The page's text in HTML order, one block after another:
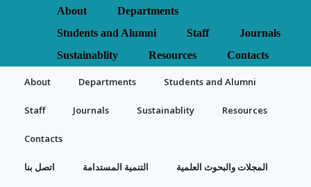
About
Departments
Students and Alumni
Staff
Journals
Sustainablity
Resources Contacts
About Departments Students and Alumni
Staff Journals Sustainablity Resources
Contacts
اتصل بنا التنمية المستدامة المجلات والبحوث العلمية